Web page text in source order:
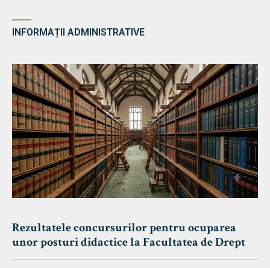
INFORMAȚII ADMINISTRATIVE
Rezultatele concursurilor pentru ocuparea
unor posturi didactice la Facultatea de Drept